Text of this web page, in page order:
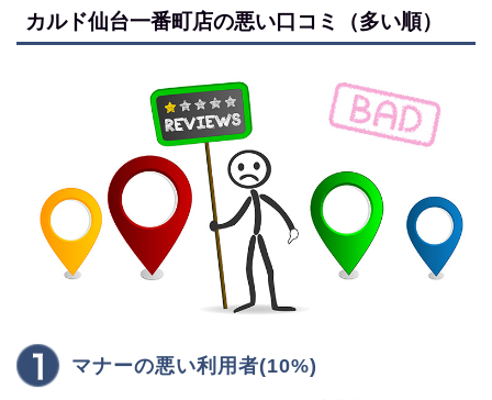
カルド仙台一番町店の悪い口コミ（多い順）
マナーの悪い利用者(10%)